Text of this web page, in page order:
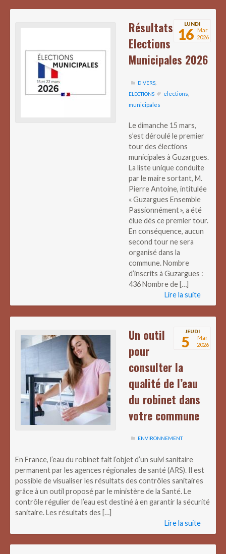
LUNDI
16 Mar
2026
Résultats
Elections
Municipales 2026
DIVERS
ELECTIONS
elections
municipales
Le dimanche 15 mars,
s’est déroulé le premier
tour des élections
municipales à Guzargues.
La liste unique conduite
par le maire sortant, M.
Pierre Antoine, intitulée
« Guzargues Ensemble
Passionnément », a été
élue dès ce premier tour.
En conséquence, aucun
second tour ne sera
organisé dans la
commune. Nombre
d’inscrits à Guzargues :
436 Nombre de […]
Lire la suite
JEUDI
5
Mar
2026
Un outil
pour
consulter la
qualité de l’eau
du robinet dans
votre commune
ENVIRONNEMENT
En France, l’eau du robinet fait l’objet d’un suivi sanitaire
permanent par les agences régionales de santé (ARS). Il est
possible de visualiser les résultats des contrôles sanitaires
grâce à un outil proposé par le ministère de la Santé. Le
contrôle régulier de l’eau est destiné à en garantir la sécurité
sanitaire. Les résultats des […]
Lire la suite